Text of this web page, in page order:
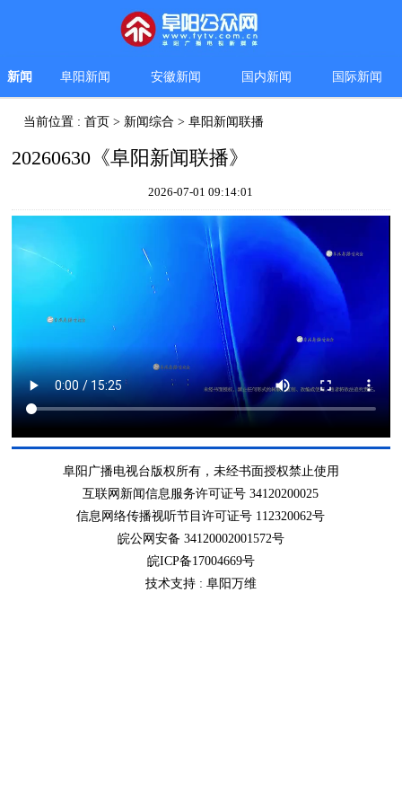
新闻 阜阳新闻 安徽新闻 国内新闻 国际新闻
当前位置 :首页 > 新闻综合 >阜阳新闻联播
20260630《阜阳新闻联播》
2026-07-01 09:14:01
阜阳广播电视台版权所有，未经书面授权禁止使用
互联网新闻信息服务许可证号 34120200025
信息网络传播视听节目许可证号 112320062号
皖公网安备 34120002001572号
皖ICP备17004669号
技术支持 : 阜阳万维